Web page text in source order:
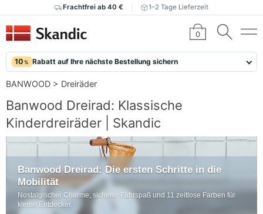
Frachtfrei ab 40 € 1–2 Tage Lieferzeit
0
10 % Rabatt auf Ihre nächste Bestellung sichern
BANWOOD > Dreiräder
Banwood Dreirad: Klassische
Kinderdreiräder | Skandic
Banwood Dreirad: Die ersten Schritte in die
Mobilität
Nostalgischer Charme, sicherer Fahrspaß und 11 zeitlose Farben für
kleine Entdecker.